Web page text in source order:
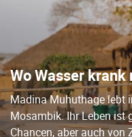
Wo Wasser krank
Madina Muhuthage lebt
Mosambik. Ihr Leben ist
Chancen, aber auch von